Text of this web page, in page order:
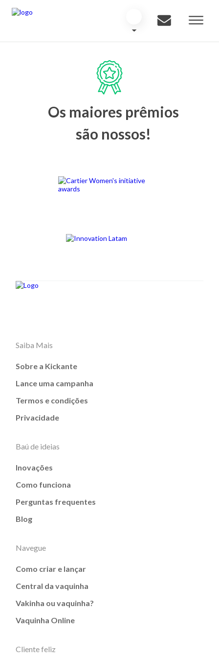
Os maiores prêmios
são nossos!
Saiba Mais
Sobre a Kickante
Lance uma campanha
Termos e condições
Privacidade
Baú de ideias
Inovações
Como funciona
Perguntas frequentes
Blog
Navegue
Como criar e lançar
Central da vaquinha
Vakinha ou vaquinha?
Vaquinha Online
Cliente feliz